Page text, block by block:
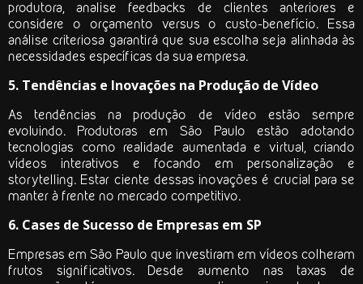
produtora, analise feedbacks de clientes anteriores e
considere o orçamento versus o custo-benefício. Essa
análise criteriosa garantirá que sua escolha seja alinhada às
necessidades específicas da sua empresa.
5. Tendências e Inovações na Produção de Vídeo
As tendências na produção de vídeo estão sempre
evoluindo. Produtoras em São Paulo estão adotando
tecnologias como realidade aumentada e virtual, criando
vídeos interativos e focando em personalização e
storytelling. Estar ciente dessas inovações é crucial para se
manter à frente no mercado competitivo.
6. Cases de Sucesso de Empresas em SP
Empresas em São Paulo que investiram em vídeos colheram
frutos significativos. Desde aumento nas taxas de